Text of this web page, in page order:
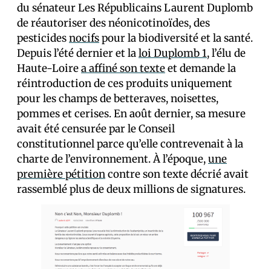
du sénateur Les Républicains Laurent Duplomb
de réautoriser des néonicotinoïdes, des
pesticidesnocifspour la biodiversité et la santé.
Depuis l’été dernier et laloi Duplomb 1, l’élu de
Haute-Loirea affiné son texteet demande la
réintroduction de ces produits uniquement
pour les champs de betteraves, noisettes,
pommes et cerises. En août dernier, sa mesure
avait été censurée par le Conseil
constitutionnel parce qu’elle contrevenait à la
charte de l’environnement. À l’époque,une
première pétitioncontre son texte décrié avait
rassemblé plus de deux millions de signatures.